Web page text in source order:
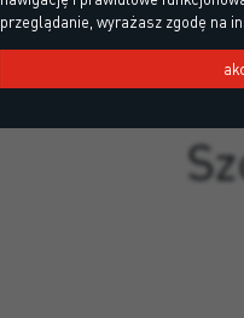
przeglądanie, wyrażasz zgodę na